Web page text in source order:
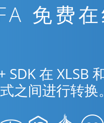
免费
在 XLSB
之间进行转换。